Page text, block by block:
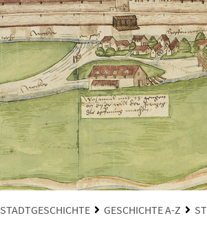
STADTGESCHICHTE GESCHICHTE A-Z